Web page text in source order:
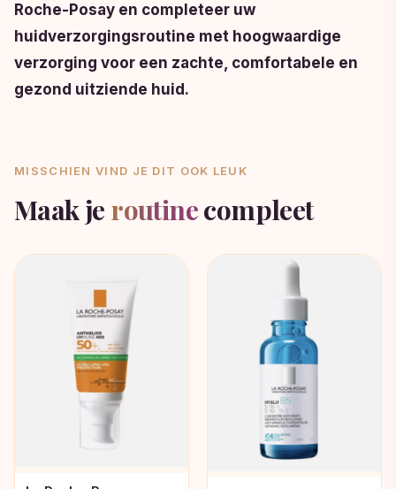
Roche-Posay en completeer uw
huidverzorgingsroutine met hoogwaardige
verzorging voor een zachte, comfortabele en
gezond uitziende huid.
MISSCHIEN VIND JE DIT OOK LEUK
Maak je routinecompleet